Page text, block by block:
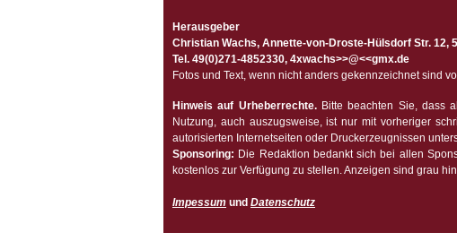
Herausgeber
Christian Wachs, Annette-von-Droste-Hülsdorf Str. 12,
Tel. 49(0)271-4852330, 4xwachs>>@<<gmx.de
Fotos und Text, wenn nicht anders gekennzeichnet sind
Hinweis auf Urheberrechte.Bitte beachten Sie, dass
Nutzung, auch auszugsweise, ist nur mit vorheriger
autorisierten Internetseiten oder Druckerzeugnissen
Sponsoring: Die Redaktion bedankt sich bei allen
kostenlos zur Verfügung zu stellen. Anzeigen sind grau
Impessum und Datenschutz